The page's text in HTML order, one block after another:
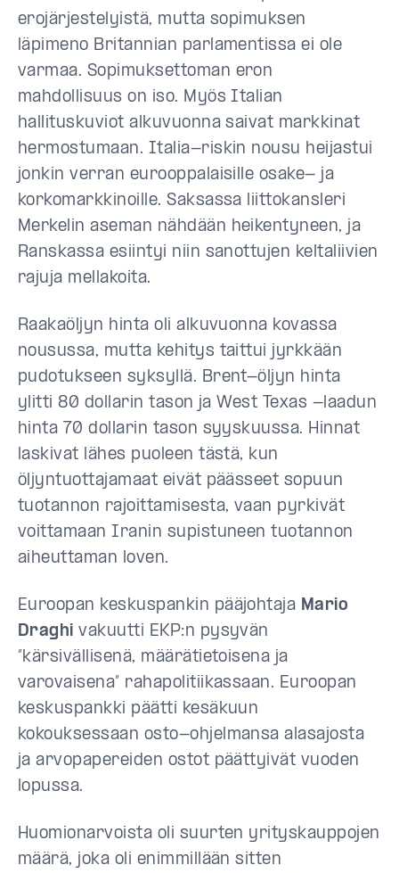
erojärjestelyistä, mutta sopimuksen
läpimeno Britannian parlamentissa ei ole
varmaa. Sopimuksettoman eron
mahdollisuus on iso. Myös Italian
hallituskuviot alkuvuonna saivat markkinat
hermostumaan. Italia-riskin nousu heijastui
jonkin verran eurooppalaisille osake- ja
korkomarkkinoille. Saksassa liittokansleri
Merkelin aseman nähdään heikentyneen, ja
Ranskassa esiintyi niin sanottujen keltaliivien
rajuja mellakoita.
Raakaöljyn hinta oli alkuvuonna kovassa
nousussa, mutta kehitys taittui jyrkkään
pudotukseen syksyllä. Brent-öljyn hinta
ylitti 80 dollarin tason ja West Texas -laadun
hinta 70 dollarin tason syyskuussa. Hinnat
laskivat lähes puoleen tästä, kun
öljyntuottajamaat eivät päässeet sopuun
tuotannon rajoittamisesta, vaan pyrkivät
voittamaan Iranin supistuneen tuotannon
aiheuttaman loven.
Euroopan keskuspankin pääjohtaja Mario
Draghi vakuutti EKP:n pysyvän
”kärsivällisenä, määrätietoisena ja
varovaisena” rahapolitiikassaan. Euroopan
keskuspankki päätti kesäkuun
kokouksessaan osto-ohjelmansa alasajosta
ja arvopapereiden ostot päättyivät vuoden
lopussa.
Huomionarvoista oli suurten yrityskauppojen
määrä, joka oli enimmillään sitten